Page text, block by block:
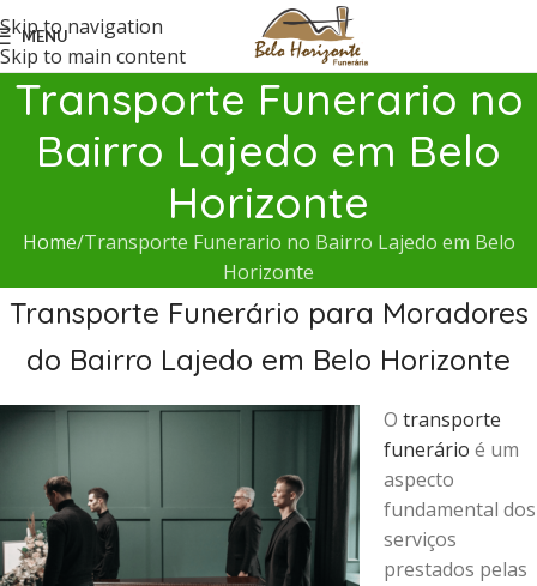
Skip to navigation
Skip to main content
MENU
Transporte Funerario no
Bairro Lajedo em Belo
Horizonte
Home Transporte Funerario no Bairro Lajedo em Belo
Horizonte
Transporte Funerário para Moradores
do Bairro Lajedo em Belo Horizonte
O transporte
funerário é um
aspecto
fundamental dos
serviços
prestados pelas